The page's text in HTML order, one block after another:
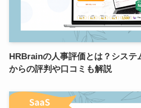
HRBrainの人事評価とは？システ
からの評判や口コミも解説